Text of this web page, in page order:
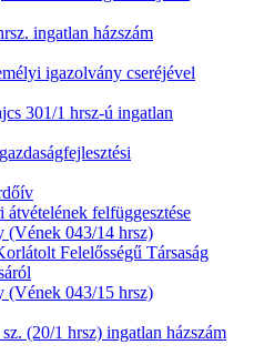
ingatlan házszám
igazolvány cseréjével
301/1 hrsz-ú ingatlan
felfüggesztése
(Vének 043/14 hrsz)
Felelősségű Társaság
(Vének 043/15 hrsz)
(20/1 hrsz) ingatlan házszám